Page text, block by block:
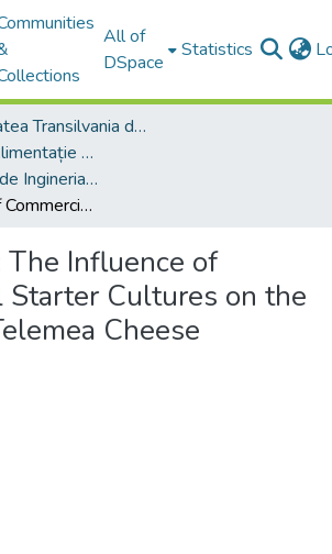
All of
DSpace
Statistics
Universitatea Transilvania din Brasov
Facultatea de Alimentație și Turism
Departamentul de Ingineria şi Managementul Alimentaţiei şi Turismului
The Influence of Commercial Starter Cultures on the Quality of Telemea Cheese
The Influence of
Starter Cultures on the
Cheese